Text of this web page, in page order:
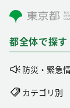
コンテンツに
都全体で探す
防災・緊急
カテゴリ別